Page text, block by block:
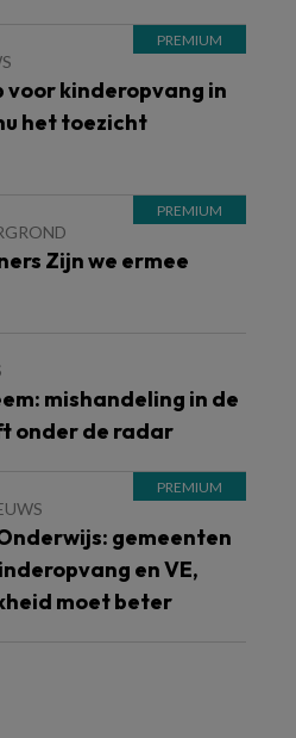
voor kinderopvang in
het toezicht
Zijn we ermee
mishandeling in de
onder de radar
gemeenten
en VE,
moet beter